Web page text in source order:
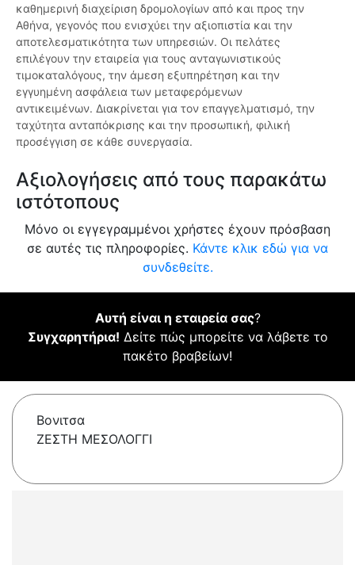
καθημερινή διαχείριση δρομολογίων από και προς την
Αθήνα, γεγονός που ενισχύει την αξιοπιστία και την
αποτελεσματικότητα των υπηρεσιών. Οι πελάτες
επιλέγουν την εταιρεία για τους ανταγωνιστικούς
τιμοκαταλόγους, την άμεση εξυπηρέτηση και την
εγγυημένη ασφάλεια των μεταφερόμενων
αντικειμένων. Διακρίνεται για τον επαγγελματισμό, την
ταχύτητα ανταπόκρισης και την προσωπική, φιλική
προσέγγιση σε κάθε συνεργασία.
Αξιολογήσεις από τους παρακάτω
ιστότοπους
Μόνο οι εγγεγραμμένοι χρήστες έχουν πρόσβαση
σε αυτές τις πληροφορίες. Κάντε κλικ εδώ για να
συνδεθείτε.
Αυτή είναι η εταιρεία σας?
Συγχαρητήρια! Δείτε πώς μπορείτε να λάβετε το
πακέτο βραβείων!
Βονιτσα
ΖΕΣΤΗ ΜΕΣΟΛΟΓΓΙ